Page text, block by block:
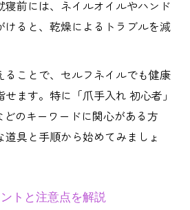
を保つ甘皮処理の頻度とコツ
すめの甘皮手入れ道具とは
道具の選び方とコツ
道具の基本と選び方のポイン
上がりを叶える道具の使い方
寝前には、ネイルオイルやハンド
けると、乾燥によるトラブルを減
ることで、セルフネイルでも健康
ます。特に「爪手入れ 初心者」
どのキーワードに関心がある方
具と手順から始めてみましょ
トと注意点を解説